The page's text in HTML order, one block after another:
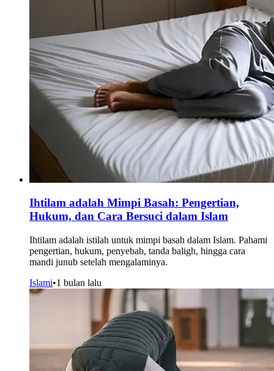
Ihtilam adalah Mimpi Basah: Pengertian,
Hukum, dan Cara Bersuci dalam Islam
Ihtilam adalah istilah untuk mimpi basah dalam Islam. Pahami
pengertian, hukum, penyebab, tanda baligh, hingga cara
mandi junub setelah mengalaminya.
Islami•1 bulan lalu